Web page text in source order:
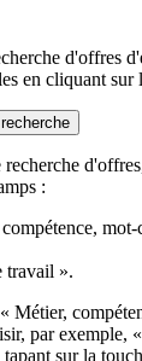
d'offres
en cliquant sur
:
travail ».
Métier,
par exemple,
tapant sur la